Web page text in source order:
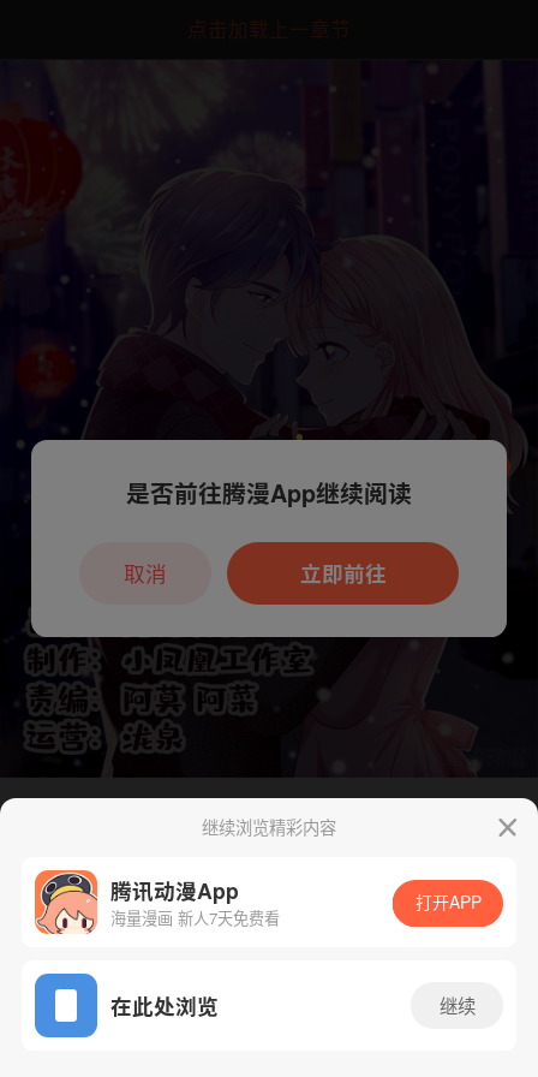
点击加载上一章节
App免费看
腾漫App免费看
继续浏览精彩内容
腾讯动漫App
海量漫画 新人7天免费看
打开APP
在此处浏览 继续
本章节仅支持App阅读，可打开App新用
户7天免费看
是否前往腾漫App继续阅读
立即前往
取消